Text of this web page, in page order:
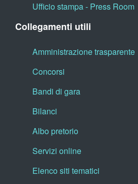
Ufficio stampa - Press Room
Collegamenti utili
Amministrazione trasparente
Concorsi
Bandi di gara
Bilanci
Albo pretorio
Servizi online
Elenco siti tematici